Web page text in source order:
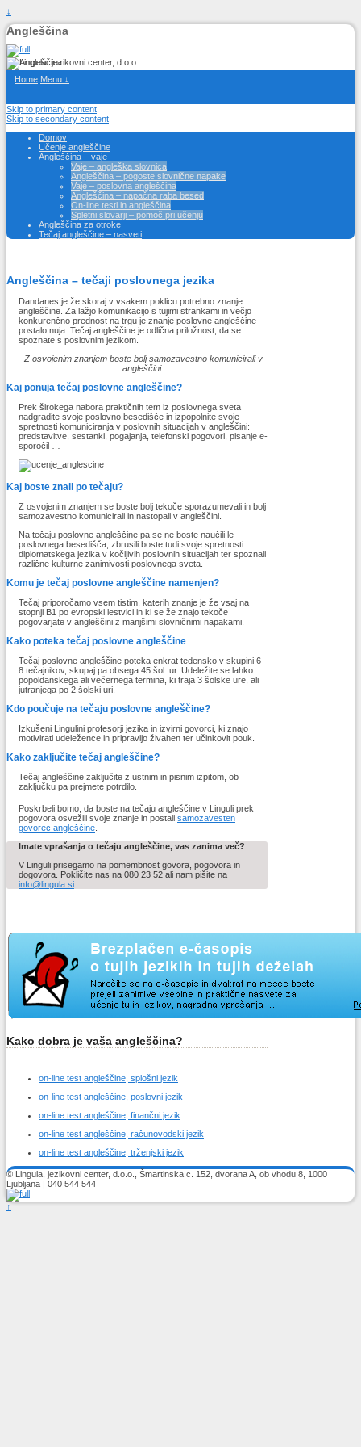
↓
Angleščina
Home Menu ↓
Skip to primary content
Skip to secondary content
Domov
Učenje angleščine
Angleščina – vaje
Vaje – angleška slovnica
Angleščina – pogoste slovnične napake
Vaje – poslovna angleščina
Angleščina – napačna raba besed
On-line testi in angleščina
Spletni slovarji – pomoč pri učenju
Angleščina za otroke
Tečaj angleščine – nasveti
Angleščina – tečaji poslovnega jezika
Dandanes je že skoraj v vsakem poklicu potrebno znanje
angleščine. Za lažjo komunikacijo s tujimi strankami in večjo
konkurenčno prednost na trgu je znanje poslovne angleščine
postalo nuja. Tečaj angleščine je odlična priložnost, da se
spoznate s poslovnim jezikom.
Z osvojenim znanjem boste bolj samozavestno komunicirali v
angleščini.
Kaj ponuja tečaj poslovne angleščine?
Prek širokega nabora praktičnih tem iz poslovnega sveta
nadgradite svoje poslovno besedišče in izpopolnite svoje
spretnosti komuniciranja v poslovnih situacijah v angleščini:
predstavitve, sestanki, pogajanja, telefonski pogovori, pisanje e-
sporočil …
Kaj boste znali po tečaju?
Z osvojenim znanjem se boste bolj tekoče sporazumevali in bolj
samozavestno komunicirali in nastopali v angleščini.
Na tečaju poslovne angleščine pa se ne boste naučili le
poslovnega besedišča, zbrusili boste tudi svoje spretnosti
diplomatskega jezika v kočljivih poslovnih situacijah ter spoznali
različne kulturne zanimivosti poslovnega sveta.
Komu je tečaj poslovne angleščine namenjen?
Tečaj priporočamo vsem tistim, katerih znanje je že vsaj na
stopnji B1 po evropski lestvici in ki se že znajo tekoče
pogovarjate v angleščini z manjšimi slovničnimi napakami.
Kako poteka tečaj poslovne angleščine
Tečaj poslovne angleščine poteka enkrat tedensko v skupini 6–
8 tečajnikov, skupaj pa obsega 45 šol. ur. Udeležite se lahko
popoldanskega ali večernega termina, ki traja 3 šolske ure, ali
jutranjega po 2 šolski uri.
Kdo poučuje na tečaju poslovne angleščine?
Izkušeni Lingulini profesorji jezika in izvirni govorci, ki znajo
motivirati udeležence in pripravijo živahen ter učinkovit pouk.
Kako zaključite tečaj angleščine?
Tečaj angleščine zaključite z ustnim in pisnim izpitom, ob
zaključku pa prejmete potrdilo.
Poskrbeli bomo, da boste na tečaju angleščine v Linguli prek
pogovora osvežili svoje znanje in postali samozavesten
govorec angleščine
Imate vprašanja o tečaju angleščine, vas zanima več?
V Linguli prisegamo na pomembnost govora, pogovora in
dogovora. Pokličite nas na 080 23 52 ali nam pišite na
info@lingula.si
Kako dobra je vaša angleščina?
on-line test angleščine, splošni jezik
on-line test angleščine, poslovni jezik
on-line test angleščine, finančni jezik
on-line test angleščine, računovodski jezik
on-line test angleščine, trženjski jezik
© Lingula, jezikovni center, d.o.o., Šmartinska c. 152, dvorana A, ob vhodu 8, 1000
Ljubljana | 040 544 544
↑